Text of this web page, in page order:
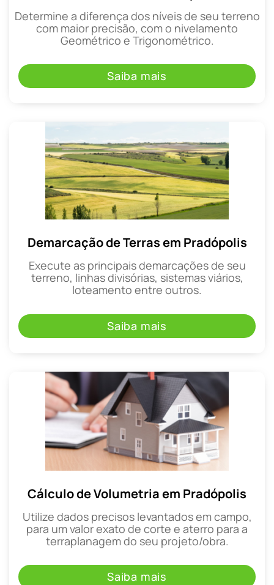
Determine a diferença dos níveis de seu terreno
com maior precisão, com o nivelamento
Geométrico e Trigonométrico.
Saiba mais
Demarcação de Terras em Pradópolis
Execute as principais demarcações de seu
terreno, linhas divisórias, sistemas viários,
loteamento entre outros.
Saiba mais
Cálculo de Volumetria em Pradópolis
Utilize dados precisos levantados em campo,
para um valor exato de corte e aterro para a
terraplanagem do seu projeto/obra.
Saiba mais